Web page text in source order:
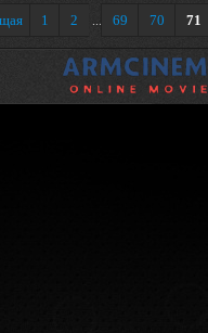
1 2 ... 69 70 71